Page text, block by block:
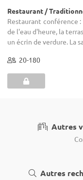
Restaurant /
Restaurant conférence
de l'eau d'heure, la
un écrin de verdure. La
20-180
Autres
Autres